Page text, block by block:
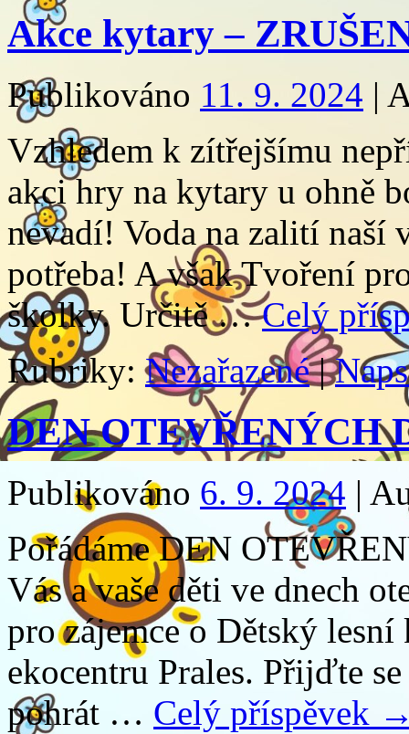
Akce kytary –
Publikováno 11. 9. 2024 |
Vzhledem k zítřejšímu
akci hry na kytary u ohně
nevadí! Voda na zalití naší
potřeba! A však Tvoření
školky. Určitě …Celý
Rubriky: Nezařazené |
DEN OTEVŘENÝCH
Publikováno 6. 9. 2024 |
Pořádáme DEN
Vás a vaše děti ve dnech
pro zájemce o Dětský
ekocentru Prales. Přijďte
pohrát … Celý příspěvek